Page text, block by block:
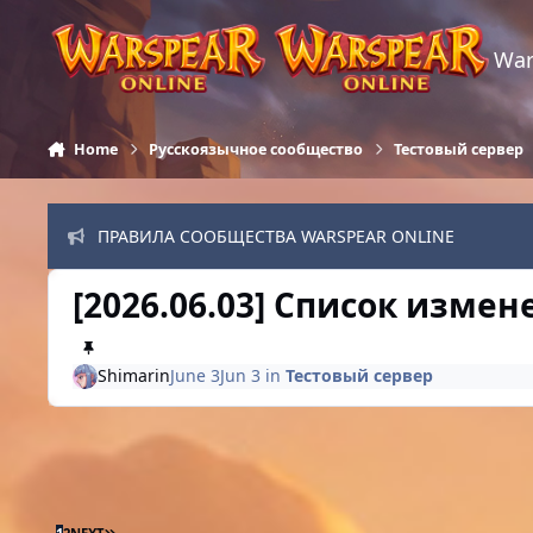
Skip to content
Home Русскоязычное сообщество Тестовый сервер
ПРАВИЛА СООБЩЕСТВА WARSPEAR ONLINE
[2026.06.03] Список
ShimarinJune 3Jun 3 in Тестовый сервер